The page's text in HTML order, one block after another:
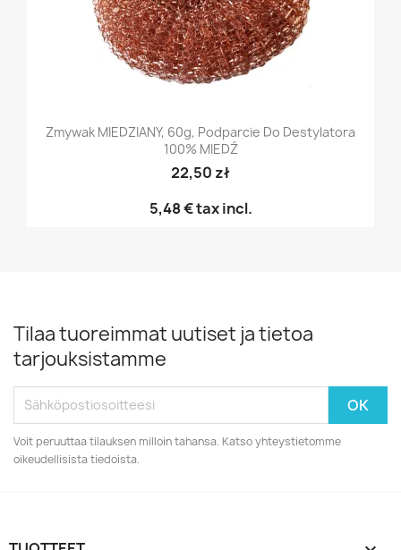
Zmywak MIEDZIANY, 60g, Podparcie Do Destylatora
100% MIEDŹ
22,50 zł
5,48 €tax incl.
Tilaa tuoreimmat uutiset ja tietoa
tarjouksistamme
Voit peruuttaa tilauksen milloin tahansa. Katso yhteystietomme
oikeudellisista tiedoista.